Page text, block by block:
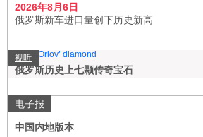
2026年8月6日
俄罗斯新车进口量创下历史新高
视听
俄罗斯历史上七颗传奇宝石
电子报
中国内地版本